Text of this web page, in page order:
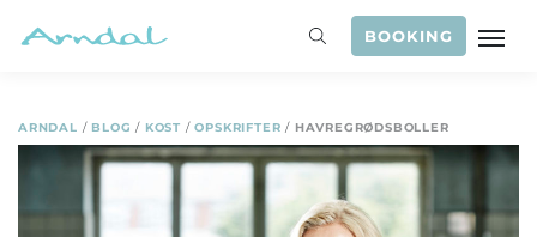
BOOKING
ARNDAL / BLOG / KOST /OPSKRIFTER / HAVREGRØDSBOLLER